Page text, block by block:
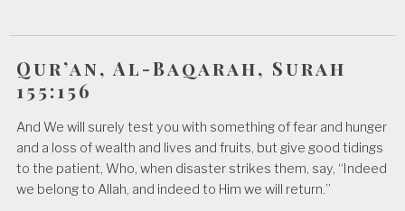
Qur’an, Al-Baqarah, Surah
155:156
And We will surely test you with something of fear and hunger
and a loss of wealth and lives and fruits, but give good tidings
to the patient, Who, when disaster strikes them, say, “Indeed
we belong to Allah, and indeed to Him we will return.”